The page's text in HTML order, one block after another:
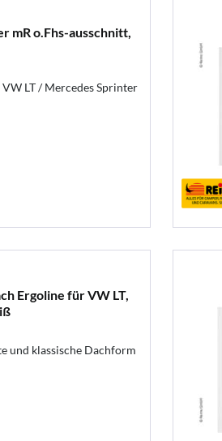
mR o.Fhs-ausschnitt,
LT / Mercedes Sprinter
Ergoline für VW LT,
und klassische Dachform